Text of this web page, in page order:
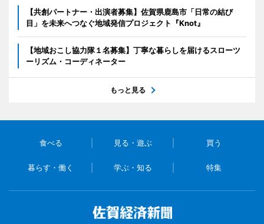
【共創パートナー・出演者募集】佐賀県鹿島市「日常の結び
目」を未来へつなぐ地域発信プロジェクト『Knot』
【地域おこし協力隊１名募集】丁寧な暮らしを届けるスローツ
ーリズム・コーディネーター
もっと見る
食べる 見る・遊ぶ 買う
暮らす・働く 学ぶ・知る 特集